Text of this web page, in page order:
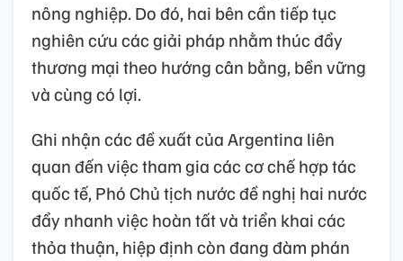
nông nghiệp. Do đó, hai bên cần tiếp tục
nghiên cứu các giải pháp nhằm thúc đẩy
thương mại theo hướng cân bằng, bền vững
và cùng có lợi.
Ghi nhận các đề xuất của Argentina liên
quan đến việc tham gia các cơ chế hợp tác
quốc tế, Phó Chủ tịch nước đề nghị hai nước
đẩy nhanh việc hoàn tất và triển khai các
thỏa thuận, hiệp định còn đang đàm phán